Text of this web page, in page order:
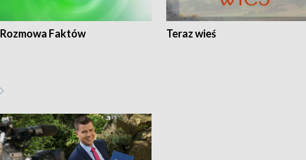
Rozmowa Faktów Teraz wieś